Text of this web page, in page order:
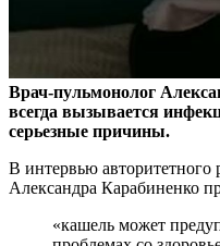
Врач-пульмонолог
всегда вызывается
серьезные причины.
В интервью авторитетного
Александра Карабиненко
«кашель может